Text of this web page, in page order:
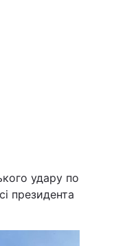
удару по
президента